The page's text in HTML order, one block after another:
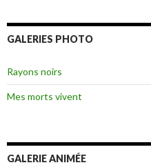
GALERIES PHOTO
Rayons noirs
Mes morts vivent
GALERIE ANIMÉE